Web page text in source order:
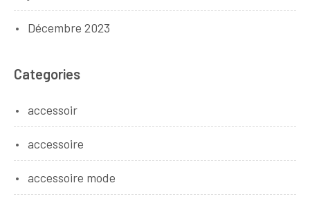
Décembre 2023
Categories
accessoir
accessoire
accessoire mode